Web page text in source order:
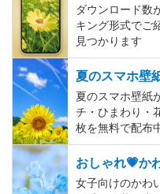
ダウンロード数
キング形式でご
見つかります
夏のスマホ壁
夏のスマホ壁紙
チ・ひまわり・
枚を無料で配布
おしゃれ💗か
女子向けのかわ